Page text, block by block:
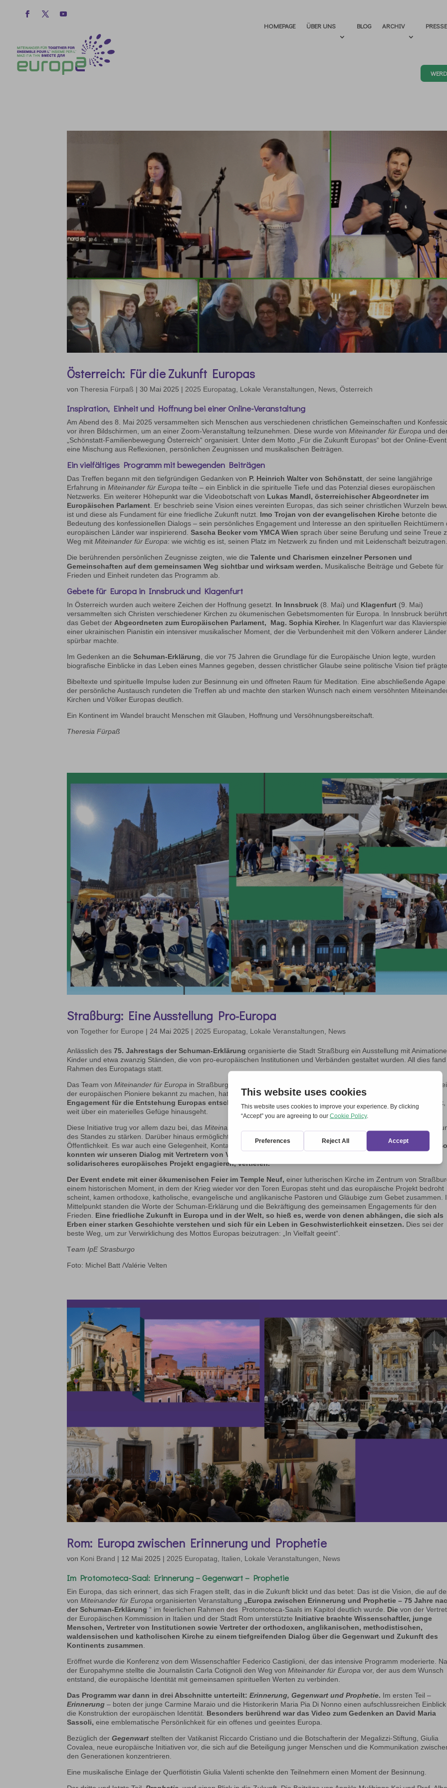
HOMEPAGE ÜBER UNS BLOG ARCHIV PRESSE
Österreich: Für die Zukunft Europas
vonTheresia Fürpaß |30 Mai 2025 |2025 Europatag, Lokale Veranstaltungen, News,Österreich
Inspiration, Einheit und Hoffnung bei einer Online-Veranstaltung
Am Abend des 8. Mai 2025 versammelten sich Menschen aus verschiedenen christlichen Gemeinschaften und
vor ihren Bildschirmen, um an einer Zoom-Veranstaltung teilzunehmen. Diese wurde vonMiteinander für Europa und
„Schönstatt-Familienbewegung Österreich“ organisiert. Unter dem Motto „Für die Zukunft Europas“ bot der Online-Event
eine Mischung aus Reflexionen, persönlichen Zeugnissen und musikalischen Beiträgen.
Ein vielfältiges Programm mit bewegenden Beiträgen
Das Treffen begann mit den tiefgründigen Gedanken von P. Heinrich Walter von Schönstatt, der seine langjährige
Erfahrung inMiteinander für Europa teilte – ein Einblick in die spirituelle Tiefe und das Potenzial dieses europäischen
Netzwerks. Ein weiterer Höhepunkt war die Videobotschaft von Lukas Mandl, österreichischer Abgeordneter im
Europäischen Parlament. Er beschrieb seine Vision eines vereinten Europas, das sich seiner christlichen Wurzeln
ist und diese als Fundament für eine friedliche Zukunft nutzt. Imo Trojan von der evangelischen Kirche betonte die
Bedeutung des konfessionellen Dialogs – sein persönliches Engagement und Interesse an den spirituellen Reichtümern
europäischen Länder war inspirierend.Sascha Becker vom YMCA Wien sprach über seine Berufung und seine Treue
Weg mitMiteinander für Europa: wie wichtig es ist, seinen Platz im Netzwerk zu finden und mit Leidenschaft beizutragen.
Die berührenden persönlichen Zeugnisse zeigten, wie dieTalente und Charismen einzelner Personen und
Gemeinschaften auf dem gemeinsamen Weg sichtbar und wirksam werden. Musikalische Beiträge und Gebete für
Frieden und Einheit rundeten das Programm ab.
Gebete für Europa in Innsbruck und Klagenfurt
In Österreich wurden auch weitere Zeichen der Hoffnung gesetzt. In Innsbruck (8. Mai) und Klagenfurt (9. Mai)
versammelten sich Christen verschiedener Kirchen zu ökumenischen Gebetsmomenten für Europa. In Innsbruck
das Gebet derAbgeordneten zum Europäischen Parlament, Mag. Sophia Kircher. In Klagenfurt war das Klavierspiel
einer ukrainischen Pianistin ein intensiver musikalischer Moment, der die Verbundenheit mit den Völkern anderer Länder
spürbar machte.
Im Gedenken an dieSchuman-Erklärung, die vor 75 Jahren die Grundlage für die Europäische Union legte, wurden
biografische Einblicke in das Leben eines Mannes gegeben, dessen christlicher Glaube seine politische Vision tief
Bibeltexte und spirituelle Impulse luden zur Besinnung ein und öffneten Raum für Meditation. Eine abschließende Agape
der persönliche Austausch rundeten die Treffen ab und machte den starken Wunsch nach einem versöhnten
Kirchen und Völker Europas deutlich.
Ein Kontinent im Wandel braucht Menschen mit Glauben, Hoffnung und Versöhnungsbereitschaft.
Theresia Fürpaß
Straßburg: Eine Ausstellung Pro-Europa
vonTogether for Europe |24 Mai 2025 |2025 Europatag, Lokale Veranstaltungen, News
Anlässlich des75. Jahrestags der Schuman-Erklärung organisierte die Stadt Straßburg ein Ausstellung mit
Kinder und etwa zwanzig Ständen, die von pro-europäischen Institutionen und Verbänden gestaltet wurden. All dies fand
Rahmen des Europatags statt.
Das Team vonMiteinander für Europa in Straßburg hat beschlossen, an dieser Veranstaltung teilzunehmen. Um den
der europäischen Pioniere bekannt zu machen, hat es eineBroschüre mit Porträts von 14 Personen verteilt, deren
Engagement für die Entstehung Europas entscheidend war.Die Broschüre bringt die Seele Europas zum Ausdruck,
weit über ein materielles Gefüge hinausgeht.
Diese Initiative trug vor allem dazu bei, dasMiteinander
des Team sowohl bei der Vorbereitung als auch bei der
des Standes zu stärken. Darüber hinaus ermöglichte sie interessante Kontakte und wichtige Diskussionen mit der
Öffentlichkeit. Es war auch eine Gelegenheit, Kontakte zu knüpfen, insbesondere zu den anderen Messe-Ausstellern.
So
konnten wir unseren Dialog mit Vertretern von Verbänden, die sich auf zivilgesellschaftlicher Ebene für ein
solidarischeres europäisches Projekt engagieren, vertiefen.
Der Event endete mit einer ökumenischen Feier im Temple Neuf, einer lutherischen Kirche im Zentrum von
einem historischen Moment, in dem der Krieg wieder vor den Toren Europas steht und das europäische Projekt bedroht
scheint, kamen orthodoxe, katholische, evangelische und anglikanische Pastoren und Gläubige zum Gebet zusammen.
Mittelpunkt standen die Worte der Schuman-Erklärung und die Bekräftigung des gemeinsamen Engagements für den
Frieden. Eine friedliche Zukunft in Europa und in der Welt, so hieß es, werde von denen abhängen, die sich als
Erben einer starken Geschichte verstehen und sich für ein Leben in Geschwisterlichkeit einsetzen. Dies sei der
beste Weg, um zur Verwirklichung des Mottos Europas beizutragen: „In Vielfalt geeint“.
Team IpE Strasburgo
Foto: Michel Batt /Valérie Velten
Rom: Europa zwischen Erinnerung und Prophetie
von Koni Brand | 12 Mai 2025 | 2025 Europatag Italien Lokale Veranstaltungen News
Im Protomoteca-Saal: Erinnerung – Gegenwart – Prophetie
Ein Europa, das sich erinnert, das sich Fragen stellt, das in die Zukunft blickt und das betet: Das ist die Vision, die auf
vonMiteinander für Europa organisierten Veranstaltung „Europa zwischen Erinnerung und Prophetie – 75 Jahre
der Schuman-Erklärung “ im feierlichen Rahmen des Protomoteca-Saals im Kapitol deutlich wurde. Die von der
der Europäischen Kommission in Italien und der Stadt Rom unterstützte Initiative brachte Wissenschaftler, junge
Menschen, Vertreter von Institutionen sowie Vertreter der orthodoxen, anglikanischen, methodistischen,
waldensischen und katholischen Kirche zu einem tiefgreifenden Dialog über die Gegenwart und Zukunft des
Kontinents zusammen
Eröffnet wurde die Konferenz von dem Wissenschaftler Federico Castiglioni, der das intensive Programm moderierte.
der Europahymne stellte die Journalistin Carla Cotignoli den Weg vonMiteinander für Europa vor, der aus dem Wunsch
entstand, die europäische Identität mit gemeinsamen spirituellen Werten zu verbinden.
Das Programm war dann in drei Abschnitte unterteilt: Erinnerung, Gegenwart und Prophetie. Im ersten Teil –
Erinnerung – boten der junge Carmine Maraio und die Historikerin Maria Pia Di Nonno einen aufschlussreichen Einblick
die Konstruktion der europäischen Identität. Besonders berührend war das Video zum Gedenken an David Maria
Sassoli,eine emblematische Persönlichkeit für ein offenes und geeintes Europa.
Bezüglich derGegenwartstellten der Vatikanist Riccardo Cristiano und die Botschafterin der Megalizzi-Stiftung, Giulia
Covalea, neue europäische Initiativen vor, die sich auf die Beteiligung junger Menschen und die Kommunikation
den Generationen konzentrieren.
Eine musikalische Einlage der Querflötistin Giulia Valenti schenkte den Teilnehmern einen Moment der Besinnung.